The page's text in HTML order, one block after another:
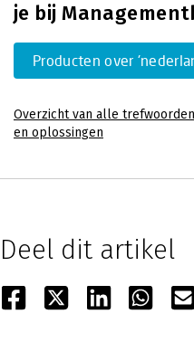
je bij
Producten over
Overzicht van alle trefwoorden
en oplossingen
Deel dit artikel